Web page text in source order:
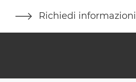
Richiedi informazioni